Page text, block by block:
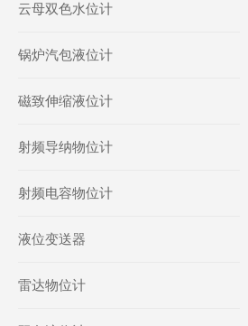
云母双色水位计
锅炉汽包液位计
磁致伸缩液位计
射频导纳物位计
射频电容物位计
液位变送器
雷达物位计